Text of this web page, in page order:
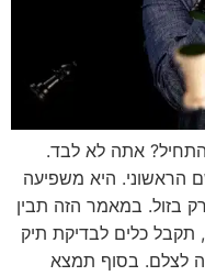
אתה לא לבד.
הראשוני. היא משפיעה
בזול. במאמר הזה תבין
תקבל כלים לבדיקת תיק
לצלם. בסוף תמצא